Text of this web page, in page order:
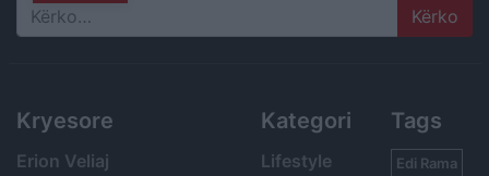
Search
Kryesore
Erion Veliaj
Kategori
Lifestyle
Tags
Edi Rama